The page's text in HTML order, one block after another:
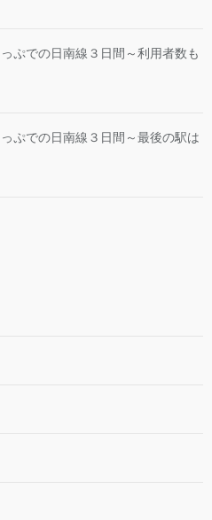
ぷでの日南線３日間～利用者数も
ぷでの日南線３日間～最後の駅は